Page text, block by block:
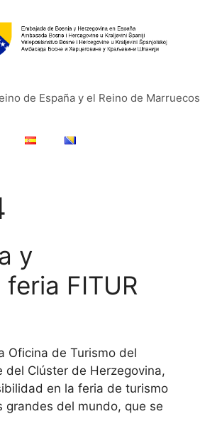
de España y el Reino de Marruecos
y
FITUR
Oficina de Turismo del
del Clúster de Herzegovina,
en la feria de turismo
grandes del mundo, que se